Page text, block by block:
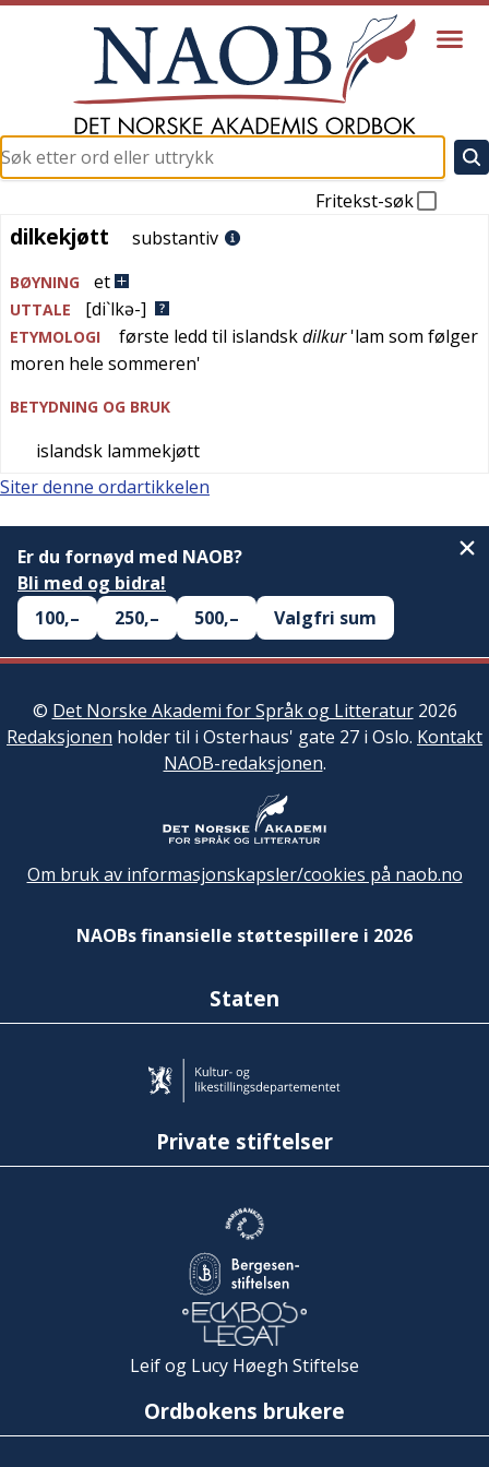
Fritekst-søk
dilkekjøtt
dilkekjøtt substantiv
BØYNING et
UTTALE [di`lkə-]
ETYMOLOGI første ledd til islandskdilkur'lam som følger
moren hele sommeren'
BETYDNING OG BRUK
islandsk lammekjøtt
Siter denne ordartikkelen
Er du fornøyd med NAOB?
Bli med og bidra!
100,–
250,– 500,– Valgfri sum
© Det Norske Akademi for Språk og Litteratur2026
Redaksjonen holder til i Osterhaus' gate 27 i Oslo. Kontakt
NAOB-redaksjonen.
Om bruk av informasjonskapsler/cookies på naob.no
NAOBs finansielle støttespillere i 2026
Staten
Private stiftelser
Leif og Lucy Høegh Stiftelse
Ordbokens brukere